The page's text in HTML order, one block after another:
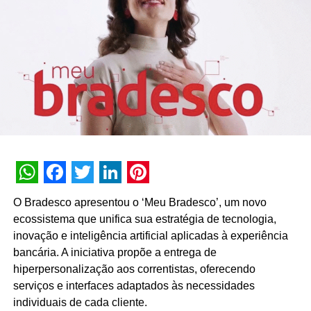
plano agressivo de expansão
WhatsApp
Facebook
Twitter
LinkedIn
Pinterest
O Bradesco apresentou o ‘Meu Bradesco’, um novo
ecossistema que unifica sua estratégia de tecnologia,
inovação e inteligência artificial aplicadas à experiência
bancária. A iniciativa propõe a entrega de
hiperpersonalização aos correntistas, oferecendo
serviços e interfaces adaptados às necessidades
individuais de cada cliente.